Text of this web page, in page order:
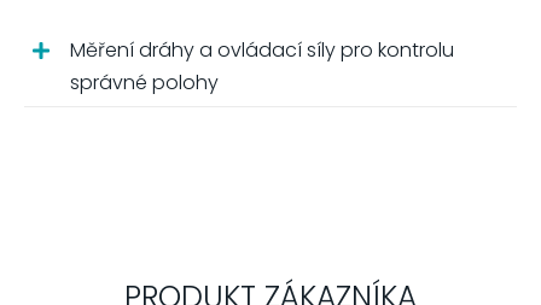
Měření dráhy a ovládací síly pro kontrolu
správné polohy